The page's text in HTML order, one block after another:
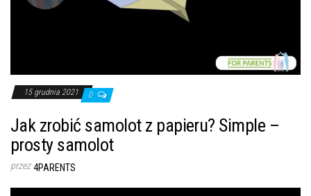
15 grudnia 2021 0
Jak zrobić samolot z papieru? Simple –
prosty samolot
przez 4PARENTS